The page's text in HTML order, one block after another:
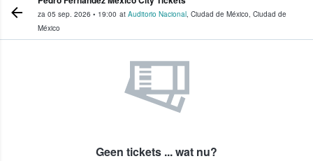
za 05 sep. 2026 • 19:00 at Auditorio Nacional, Ciudad de México, Ciudad de
México
Geen tickets ... wat nu?